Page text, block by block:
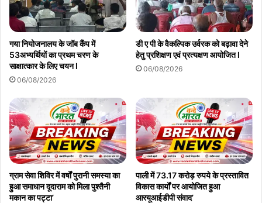
गया नियोजनालय के जॉब कैंप में
53अभ्यर्थियों का प्रथम चरण के
साक्षात्कार के लिए चयन l
06/08/2026
डी ए पी के वैकल्पिक उर्वरक को बढ़ावा देने
हेतु प्रशिक्षण एवं प्रत्यक्षण आयोजित l
06/08/2026
ग्राम सेवा शिविर में वर्षों पुरानी समस्या का
हुआ समाधान दूदाराम को मिला पुश्तैनी
मकान का पट्टा’
पाली में 73.17 करोड़ रुपये के प्रस्तावित
विकास कार्यों पर आयोजित हुआ
आरयूआईडीपी संवाद’